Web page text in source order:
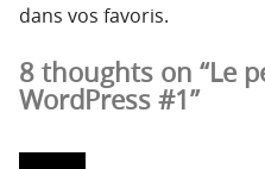
dans vos favoris.
8 thoughts on “Le
WordPress #1”